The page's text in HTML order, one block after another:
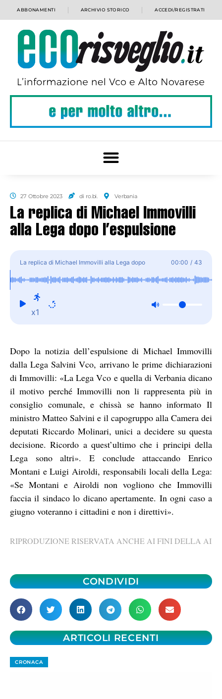
ABBONAMENTI ARCHIVIO STORICO ACCEDI/REGISTRATI
27 Ottobre 2023 di ro.bi. Verbania
La replica di Michael Immovilli
alla Lega dopo l’espulsione
La replica di Michael Immovilli alla Lega dopo
l'espulsione
00:00 / 43
x1
Dopo la notizia dell’espulsione di Michael Immovilli
dalla Lega Salvini Vco, arrivano le prime dichiarazioni
di Immovilli: «La Lega Vco e quella di Verbania dicano
il motivo perché Immovilli non li rappresenta più in
consiglio comunale, e chissà se hanno informato Il
ministro Matteo Salvini e il capogruppo alla Camera dei
deputati Riccardo Molinari, unici a decidere su questa
decisione. Ricordo a quest’ultimo che i principi della
Lega sono altri». E conclude attaccando Enrico
Montani e Luigi Airoldi, responsabili locali della Lega:
«Se Montani e Airoldi non vogliono che Immovilli
faccia il sindaco lo dicano apertamente. In ogni caso a
giugno voteranno i cittadini e non i direttivi».
RIPRODUZIONE RISERVATA ANCHE AI FINI DELLA AI
CONDIVIDI
ARTICOLI RECENTI
CRONACA